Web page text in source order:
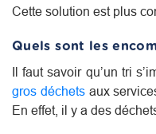
Cette solution est plus
Quels sont les
Il faut savoir qu’un tri
gros déchetsaux
En effet, il y a des